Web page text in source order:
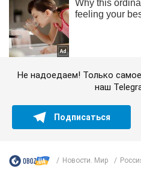
Не надоедаем! Только
наш
Подписаться
Новости. Мир